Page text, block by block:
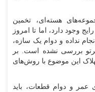
هسته‌ای، تخمین
وجود دارد، اما تا امروز
نداده و دوام یک سازه،
بررسی نشده است. بر
این موضوع با روش‌های
عمر و دوام قطعات، باید